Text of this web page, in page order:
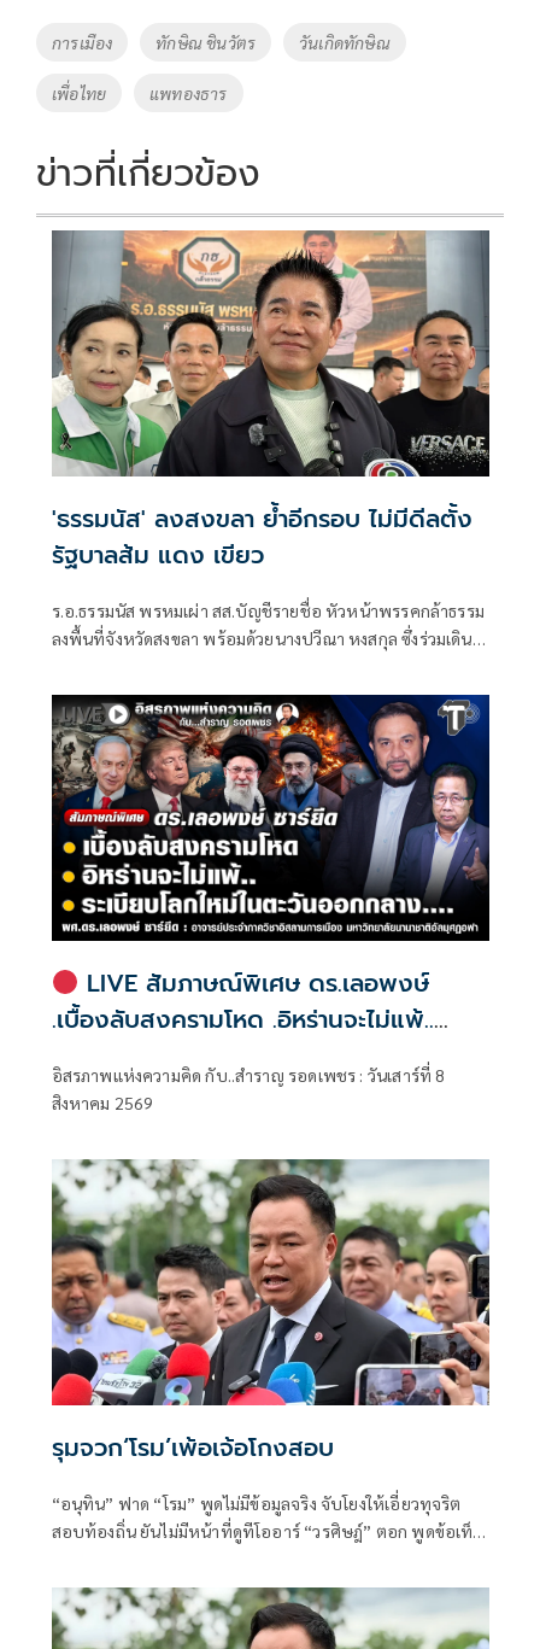
o
o
k
Li
k
Tags
การเมือง ทักษิณ ชินวัตร วันเกิดทักษิณ
เพื่อไทย แพทองธาร
ข่าวที่เกี่ยวข้อง
'ธรรมนัส' ลงสงขลา ย้ำอีกรอบ ไม่มีดีลตั้ง
รัฐบาลส้ม แดง เขียว
ร.อ.ธรรมนัส พรหมเผ่า สส.บัญชีรายชื่อ หัวหน้าพรรคกล้าธรรม
ลงพื้นที่จังหวัดสงขลา พร้อมด้วยนางปวีณา หงสกุล ซึ่งร่วมเดิน
ณ ที่ทำการนายเดชอิศม์ โดยมีการประชุมหารือแนวทางการ
ทำงานและขับเคลื่อนนโยบายในพื้นที่ ก่อนเดินทางต่อไปยัง
จังหวัดพัทลุง
LIVE สัมภาษณ์พิเศษ ดร.เลอพงษ์
.เบื้องลับสงครามโหด .อิหร่านจะไม่แพ้..
อิสรภาพแห่งความคิด กับ..สำราญ รอด
อิสรภาพแห่งความคิด กับ..สำราญ รอดเพชร : วันเสาร์ที่ 8
สิงหาคม 2569
รุมจวก‘โรม’เพ้อเจ้อโกงสอบ
“อนุทิน” ฟาด “โรม” พูดไม่มีข้อมูลจริง จับโยงให้เอี่ยวทุจริต
สอบท้องถิ่น ยันไม่มีหน้าที่ดูทีโออาร์ “วรศิษฎ์” ตอก พูดข้อเท็จ